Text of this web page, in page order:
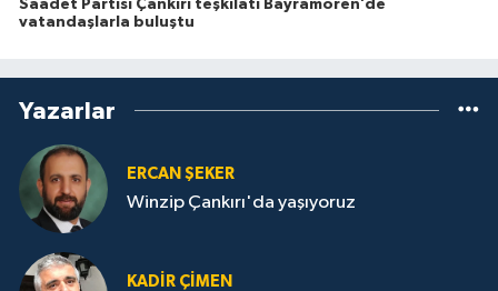
Saadet Partisi Çankırı teşkilatı Bayramören’de
vatandaşlarla buluştu
Yazarlar
ERCAN ŞEKER
Winzip Çankırı'da yaşıyoruz
KADIR ÇIMEN